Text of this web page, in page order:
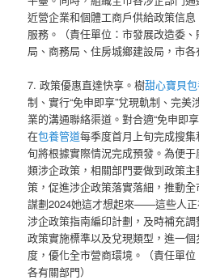
近營企業和個體工商戶供給政策信
服務。（責任單位：市發展改造委
局、商務局、住房城鄉建設局，市各
7. 政策優惠直達快享。樹甜心寶貝
制、實行“免申即享”兌現軌制、完
業的溝通聯絡渠道。對合適“免申即
在包養管道每季度首月上旬完成搜
旬將根據實際情況完成預發。為便
類涉企政策，相關部門要做到政策
策，促進涉企政策落實落細，推動
謀劃2024她這才想起來——這些人
涉企政策指南編印計劃，及時補充
政策實施標準以及兌現類型，進一
度，優化全市營商環境。（責任單
各有關部門）